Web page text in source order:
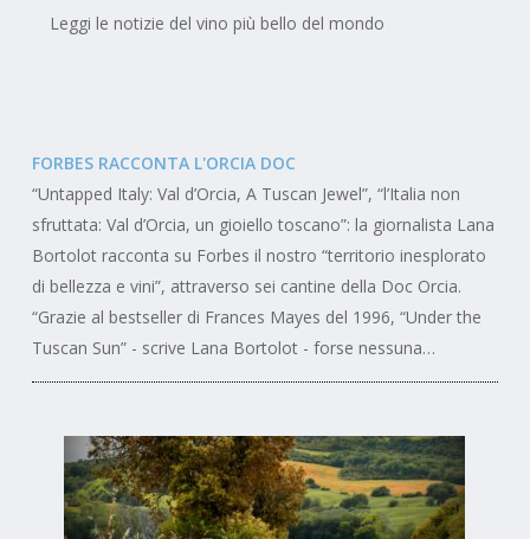
Leggi le notizie del vino più bello del mondo
FORBES RACCONTA L'ORCIA DOC
“Untapped Italy: Val d’Orcia, A Tuscan Jewel”, “l’Italia non
sfruttata: Val d’Orcia, un gioiello toscano”: la giornalista Lana
Bortolot racconta su Forbes il nostro “territorio inesplorato
di bellezza e vini”, attraverso sei cantine della Doc Orcia.
“Grazie al bestseller di Frances Mayes del 1996, “Under the
Tuscan Sun” - scrive Lana Bortolot - forse nessuna…